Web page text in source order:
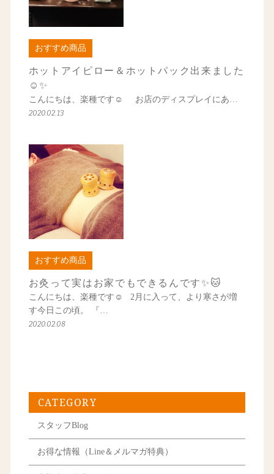
おすすめ商品
ホットアイピロー＆ホットパック出来ました
☺✨
こんにちは、楽種です☺ お店のディスプレイにあ…
2020.02.13
おすすめ商品
お灸って実はお家でもできるんです✨🐱
こんにちは、楽種です☺ 2月に入って、より寒さが増
す今日この頃。 『…
2020.02.08
CATEGORY
スタッフBlog
お得な情報（Line＆メルマガ特典）